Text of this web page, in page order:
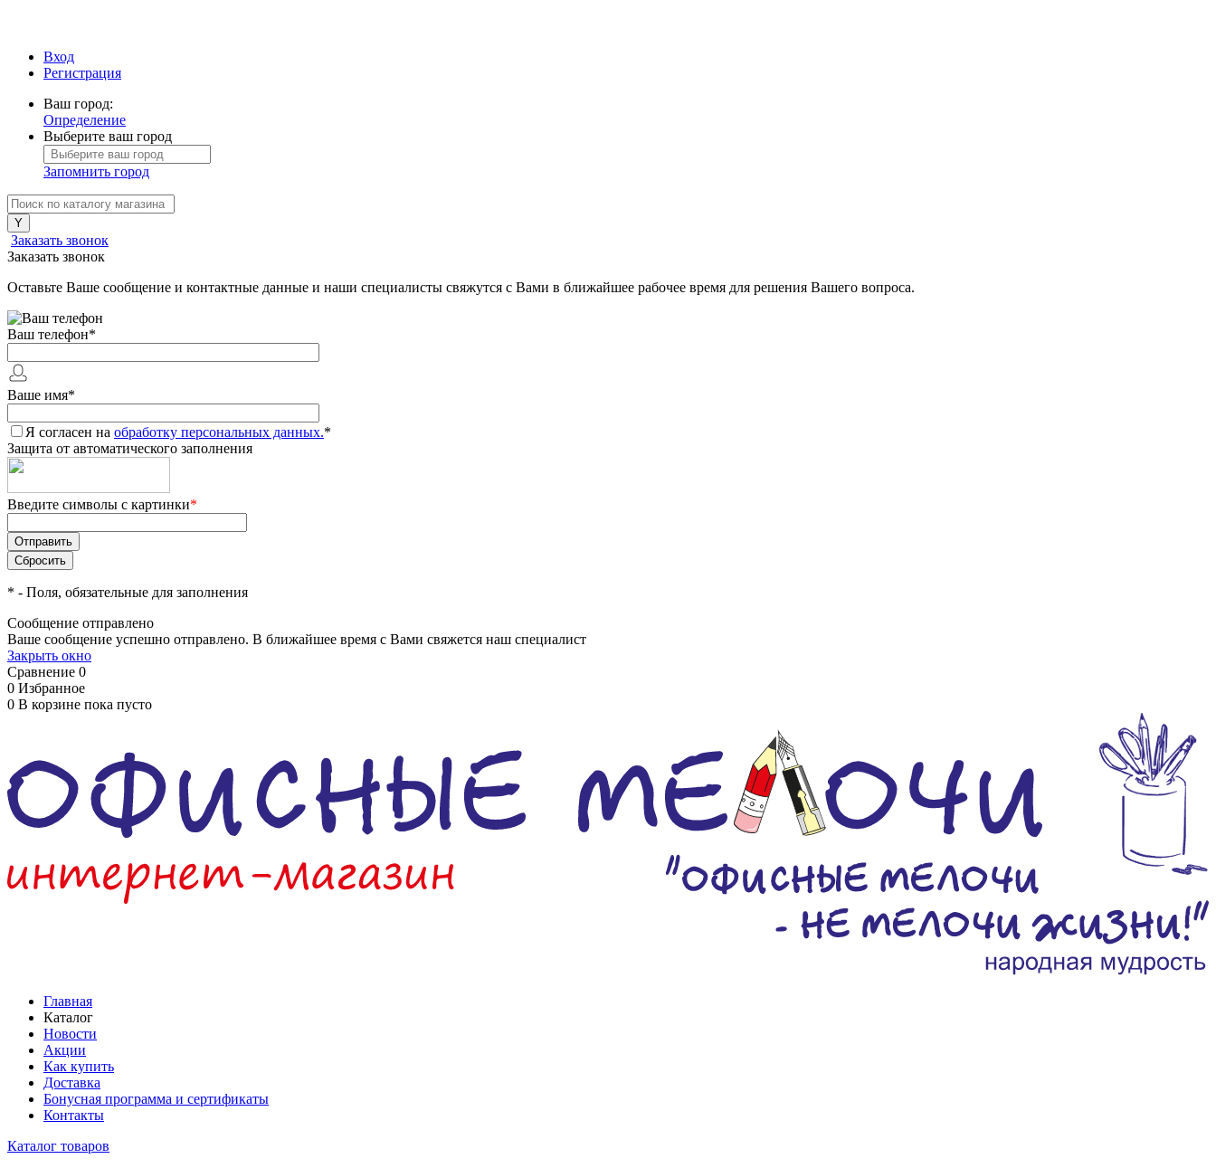
Вход
Регистрация
Ваш город:
Определение
Выберите ваш город
Запомнить город
Заказать звонок
Заказать звонок
Оставьте Ваше сообщение и контактные данные и наши специалисты свяжутся с Вами в ближайшее рабочее время для решения Вашего вопроса.
Ваш телефон*
Ваше имя*
Я согласен на обработку персональных данных.*
Защита от автоматического заполнения
Введите символы с картинки*
* - Поля, обязательные для заполнения
Сообщение отправлено
Ваше сообщение успешно отправлено. В ближайшее время с Вами свяжется наш специалист
Закрыть окно
Сравнение 0
0 Избранное
0 В корзине пока пусто
Главная
Каталог
Новости
Акции
Как купить
Доставка
Бонусная программа и сертификаты
Контакты
Каталог товаров